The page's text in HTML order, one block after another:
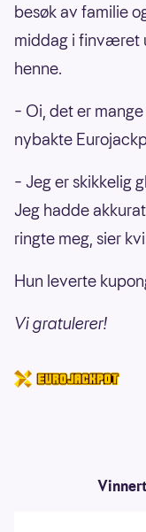
besøk av familie
middag i finværet
henne.
– Oi, det er
nybakte
– Jeg er skikkelig
Jeg hadde
ringte meg, sier
Hun leverte
Vi gratulerer!